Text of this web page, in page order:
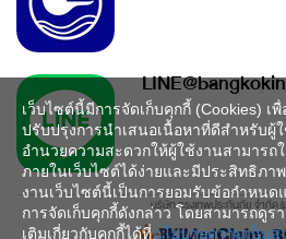
เว็บไซต์นี้มีการจัดเก็บคุกกี้ (Cookies) เ
ปรับปรุงการนำเสนอเนื้อหาที่ดีสำหรับผู้
อำนวยความสะดวกให้ผู้ใช้งานสามารถ
ภายในเว็บไซต์ได้ง่ายและมีประสิทธิภา
งานเว็บไซต์นี้เป็นการยอมรับข้อกำหนด
การจัดเก็บคุกกี้ดังกล่าว โดยสามารถดูรา
เติมเกี่ยวกับคุกกี้ได้ที่นโยบายความเป็น
บริษัท กรุงเทพประกันภัย จำกัด (